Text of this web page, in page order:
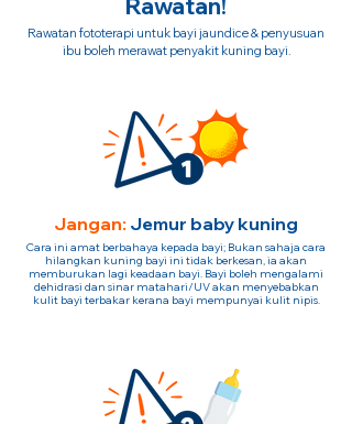
Rawatan fototerapi untuk bayi jaundice & penyusuan
ibu boleh merawat penyakit kuning bayi.
Jangan: Jemur baby kuning
Cara ini amat berbahaya kepada bayi; Bukan sahaja cara
hilangkan kuning bayi ini tidak berkesan, ia akan
memburukan lagi keadaan bayi. Bayi boleh mengalami
dehidrasi dan sinar matahari/UV akan menyebabkan
kulit bayi terbakar kerana bayi mempunyai kulit nipis.